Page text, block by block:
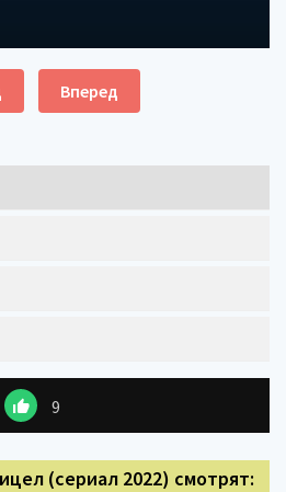
Вперед
9
(сериал 2022) смотрят: